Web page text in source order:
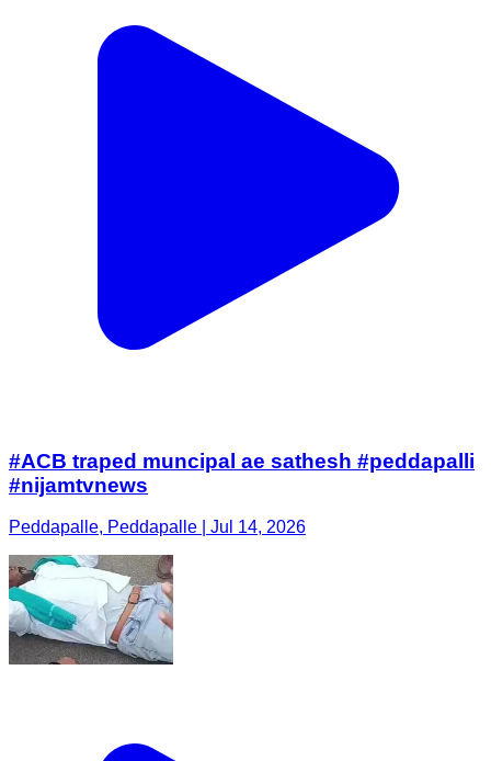
#ACB traped muncipal ae sathesh #peddapalli
#nijamtvnews
Peddapalle, Peddapalle | Jul 14, 2026